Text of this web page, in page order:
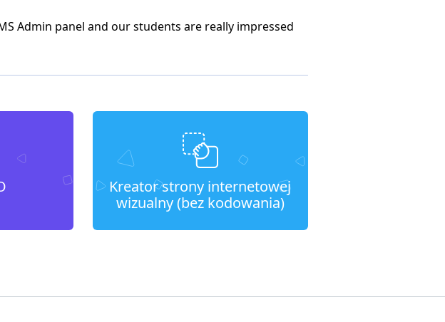
Admin panel and our students are really impressed
Kreator strony internetowej
wizualny (bez kodowania)